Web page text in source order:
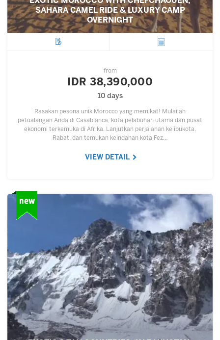
SAHARA CAMEL RIDE & LUXURY CAMP
OVERNIGHT
from
IDR 38,390,000
10 days
Rasakan pesona unik Morocco yang memikat! Mulailah
petualangan Anda di Casablanca, kota pelabuhan utama dan pusat
ekonomi terkemuka di Afrika. Lanjutkan perjalanan ke ibukota,
Rabat, dan temukan keindahan kota Fez…
VIEW DETAIL